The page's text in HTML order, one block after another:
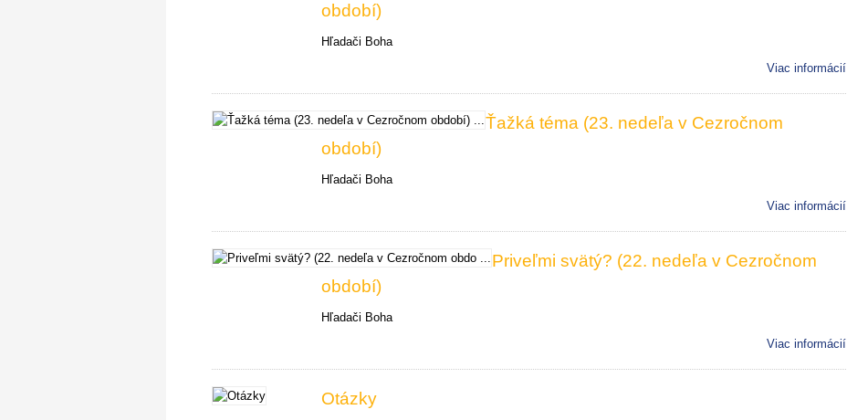
období)
Hľadači Boha
Viac informácií
Ťažká téma (23. nedeľa v Cezročnom
období)
Hľadači Boha
Viac informácií
Priveľmi svätý? (22. nedeľa v Cezročnom
období)
Hľadači Boha
Viac informácií
Otázky